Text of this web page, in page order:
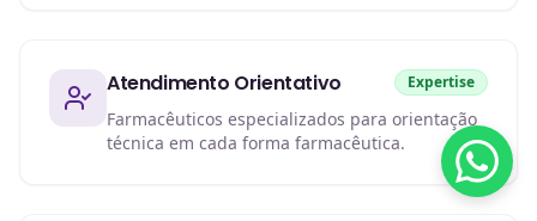
Atendimento Orientativo Expertise
Farmacêuticos especializados para orientação
técnica em cada forma farmacêutica.